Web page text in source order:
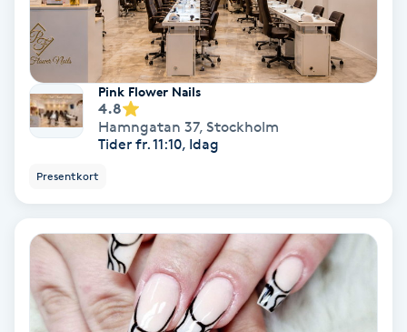
Japansk massage
K18
Katun fransar
Keratinbehandling
Kinesiologi
Pink Flower Nails
4.8
Hamngatan 37, Stockholm
Tider fr. 11:10, Idag
Presentkort